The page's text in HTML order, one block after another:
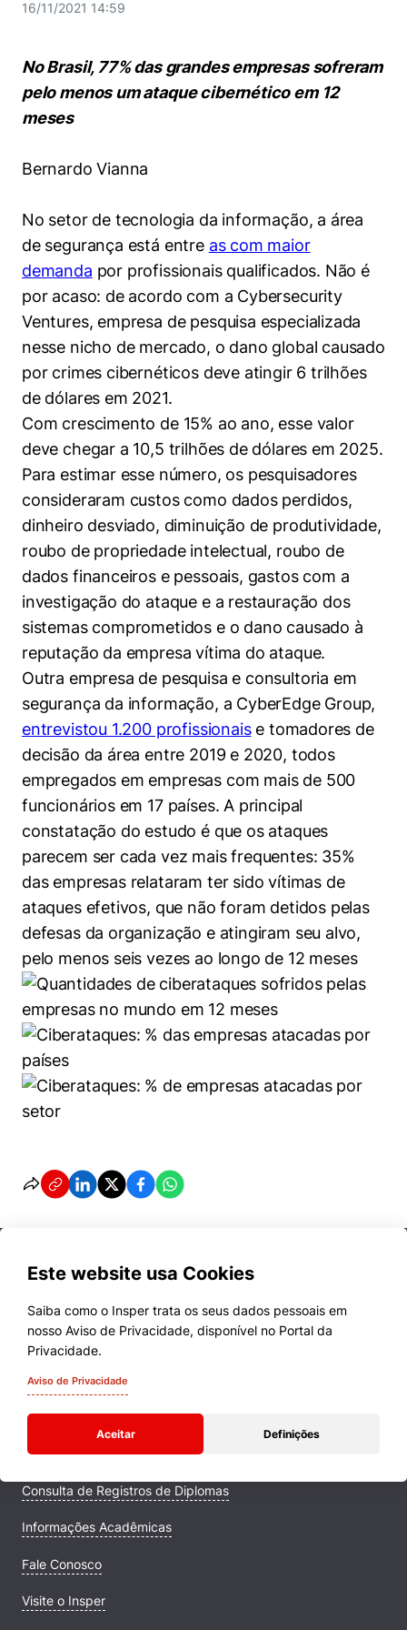
Todas as Engenharias
Engenharia Mecânica
Engenharia Mecatrônica
Economia
Finanças
Negócios
Políticas Públicas
Sustentabilidade
Tecnologia e Dados
Resolução Eficaz de Problemas
Oportunidade de Negócios
Women in Action
Sala de Imprensa
Repositório Institucional
Pesquisa na Graduação
Comitê de Ética em Pesquisa
Youtube
Engenharia e Ciência da Computação
Busca por docentes
Prêmios de Excelência
Ensino e aprendizagem
Fale Conosco
Atendimento
Visite o Insper
Ouvidoria
16/11/2021 14:59
No Brasil, 77% das grandes empresas sofreram
pelo menos um ataque cibernético em 12
meses
Bernardo Vianna
No setor de tecnologia da informação, a área
de segurança está entre as com maior
demanda por profissionais qualificados. Não é
por acaso: de acordo com a Cybersecurity
Ventures, empresa de pesquisa especializada
nesse nicho de mercado, o dano global causado
por crimes cibernéticos deve atingir 6 trilhões
de dólares em 2021.
Com crescimento de 15% ao ano, esse valor
deve chegar a 10,5 trilhões de dólares em 2025.
Para estimar esse número, os pesquisadores
consideraram custos como dados perdidos,
dinheiro desviado, diminuição de produtividade,
roubo de propriedade intelectual, roubo de
dados financeiros e pessoais, gastos com a
investigação do ataque e a restauração dos
sistemas comprometidos e o dano causado à
reputação da empresa vítima do ataque.
Outra empresa de pesquisa e consultoria em
segurança da informação, a CyberEdge Group,
entrevistou 1.200 profissionaise tomadores de
decisão da área entre 2019 e 2020, todos
empregados em empresas com mais de 500
funcionários em 17 países. A principal
constatação do estudo é que os ataques
parecem ser cada vez mais frequentes: 35%
das empresas relataram ter sido vítimas de
ataques efetivos, que não foram detidos pelas
defesas da organização e atingiram seu alvo,
pelo menos seis vezes ao longo de 12 meses
Este website usa Cookies
Saiba como o Insper trata os seus dados pessoais em
nosso Aviso de Privacidade, disponível no Portal da
Privacidade.
Aviso de Privacidade
Aceitar Definições
Cookies estritamente necessários
Cookies de preferências de usuário
Cursos
Quem Somos
Comunidade Transforme
Campus
Consulta de Registros de Diplomas
Informações Acadêmicas
Fale Conosco
Visite o Insper